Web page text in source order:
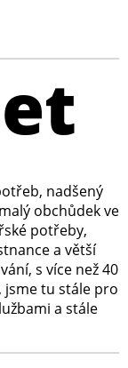
nadšený
obchůdek ve
potřeby,
a větší
s více než 40
jsme tu stále pro
a stále